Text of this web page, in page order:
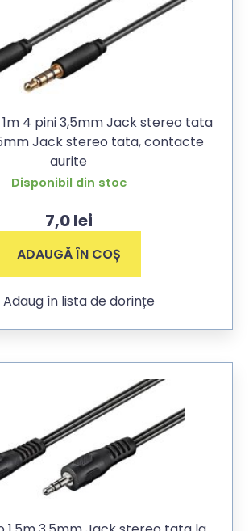
4 pini 3,5mm Jack stereo tata
aurite
Disponibil din stoc
7,0lei
ADAUGĂ ÎN COȘ
Adaug în lista de dorințe